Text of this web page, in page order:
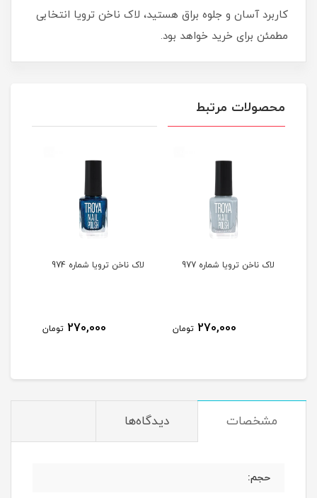
کاربرد آسان و جلوه براق هستید، لاک ناخن ترویا انتخابی
مطمئن برای خرید خواهد بود.
محصولات مرتبط
لاک ناخن ترویا شماره 977
270,000 تومان
لاک ناخن ترویا شماره 974
270,000 تومان
مشخصات دیدگاه‌ها
حجم: